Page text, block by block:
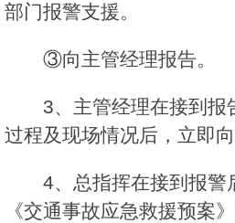
部门报警支援。
③向主管经理报告。
3、主管经理在接到报
过程及现场情况后，立即向
4、总指挥在接到报警
《交通事故应急救援预案